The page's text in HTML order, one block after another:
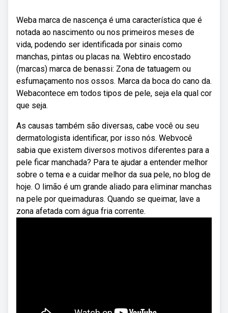
Weba marca de nascença é uma característica que é
notada ao nascimento ou nos primeiros meses de
vida, podendo ser identificada por sinais como
manchas, pintas ou placas na. Webtiro encostado
(marcas) marca de benassi: Zona de tatuagem ou
esfumaçamento nos ossos. Marca da boca do cano da.
Webacontece em todos tipos de pele, seja ela qual cor
que seja.
As causas também são diversas, cabe você ou seu
dermatologista identificar, por isso nós. Webvocê
sabia que existem diversos motivos diferentes para a
pele ficar manchada? Para te ajudar a entender melhor
sobre o tema e a cuidar melhor da sua pele, no blog de
hoje. O limão é um grande aliado para eliminar manchas
na pele por queimaduras. Quando se queimar, lave a
zona afetada com água fria corrente.